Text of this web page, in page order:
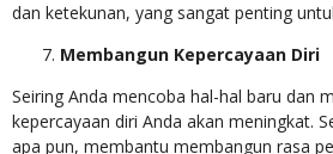
dan ketekunan, yang sangat penting
Membangun Kepercayaan Diri
Seiring Anda mencoba hal-hal baru dan
kepercayaan diri Anda akan meningkat.
apa pun, membantu membangun rasa